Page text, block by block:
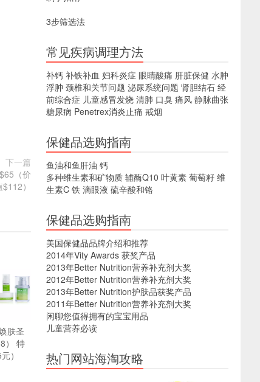
下一篇
（价
）
肤圣
） 特
）
3步筛选法
常见疾病调理方法
补钙 补铁补血 妇科炎症 眼睛酸痛 肝脏保健 水肿
浮肿 颈椎和关节问题 泌尿系统问题 肾胆结石 经
前综合症 儿童感冒发烧 清肺 口臭 痛风 静脉曲张
糖尿病 Penetrex消炎止痛 戒烟
保健品选购指南
鱼油和鱼肝油 钙
多种维生素和矿物质 辅酶Q10 叶黄素 葡萄籽 维
生素C 铁 滴眼液 硫辛酸和铬
保健品选购指南
美国保健品品牌介绍和推荐
2014年Vity Awards 获奖产品
2013年Better Nutrition营养补充剂大奖
2012年Better Nutrition营养补充剂大奖
2013年Better Nutrition护肤品获奖产品
2011年Better Nutrition营养补充剂大奖
闲聊您值得拥有的宝宝用品
儿童营养必读
热门网站海淘攻略